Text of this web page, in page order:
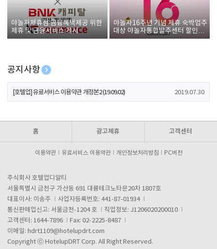
야놀자제휴점 금융혜택제공 위한
제휴 및 금융서비스 게시
야놀자16주년 기념 제휴 숙박업주
대상 야놀자통합발주센터 할인쿠
폰 증정
공지사항
[호텔업] 개인정보 처리방침 개정본1 (19.09.02)
[호텔업] 유료서비스 이용약관 개정본2 (19.09.02) 2019.07.30
홈 광고제휴 고객센터
이용약관 유료서비스 이용약관 개인정보처리방침 PC버전
주식회사 호텔업디알티
서울특별시 금천구 가산동 691 대륭테크노타운20차 1807호
대표이사: 이송주
사업자등록번호: 441-87-01934
통신판매업신고: 서울금천-1204 호
직업정보: J1206020200010
고객센터: 1644-7896
Fax: 02-2225-8487
이메일: hdrt1109@hotelupdrt.com
Copyright ⓒ HotelupDRT Corp. All Right Reserved.